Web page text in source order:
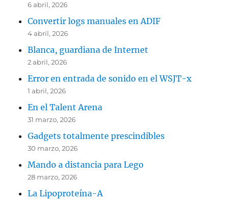
6 abril, 2026
Convertir logs manuales en ADIF
4 abril, 2026
Blanca, guardiana de Internet
2 abril, 2026
Error en entrada de sonido en el WSJT-x
1 abril, 2026
En el Talent Arena
31 marzo, 2026
Gadgets totalmente prescindibles
30 marzo, 2026
Mando a distancia para Lego
28 marzo, 2026
La Lipoproteína-A